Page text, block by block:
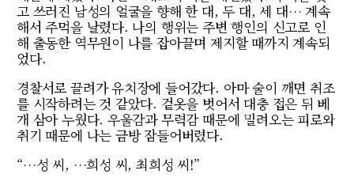
고 쓰러진 남성의 얼굴을 향해 한 대, 두 대, 세 대… 계속
해서 주먹을 날렸다. 나의 행위는 주변 행인의 신고로 인
해 출동한 역무원이 나를 잡아끌며 제지할 때까지 계속되
었다.
경찰서로 끌려가 유치장에 들어갔다. 아마 술이 깨면 취조
를 시작하려는 것 같았다. 겉옷을 벗어서 대충 접은 뒤 베
개 삼아 누웠다. 우울감과 무력감 때문에 밀려오는 피로와
취기 때문에 나는 금방 잠들어버렸다.
“…성 씨, …희성 씨, 최희성 씨!”